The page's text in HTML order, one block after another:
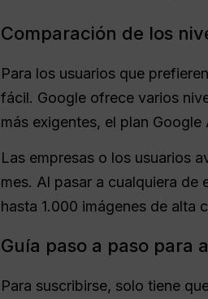
Comparación de los
Para los usuarios que
fácil. Google ofrece varios
más exigentes, el plan
Las empresas o los usuarios
mes. Al pasar a cualquiera de
hasta 1.000 imágenes de alta
Guía paso a paso para
Para suscribirse, solo tiene